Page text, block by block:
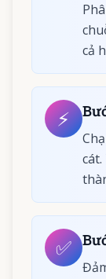
cả
⚡
✅